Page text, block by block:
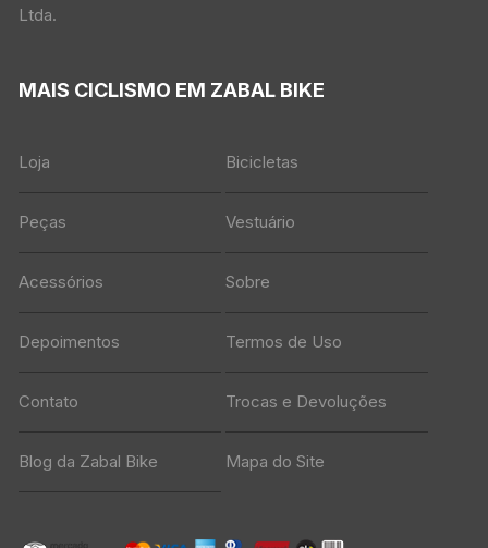
Ltda.
MAIS CICLISMO EM ZABAL BIKE
Loja Bicicletas
Peças Vestuário
Acessórios Sobre
Depoimentos Termos de Uso
Contato Trocas e Devoluções
Blog da Zabal Bike Mapa do Site